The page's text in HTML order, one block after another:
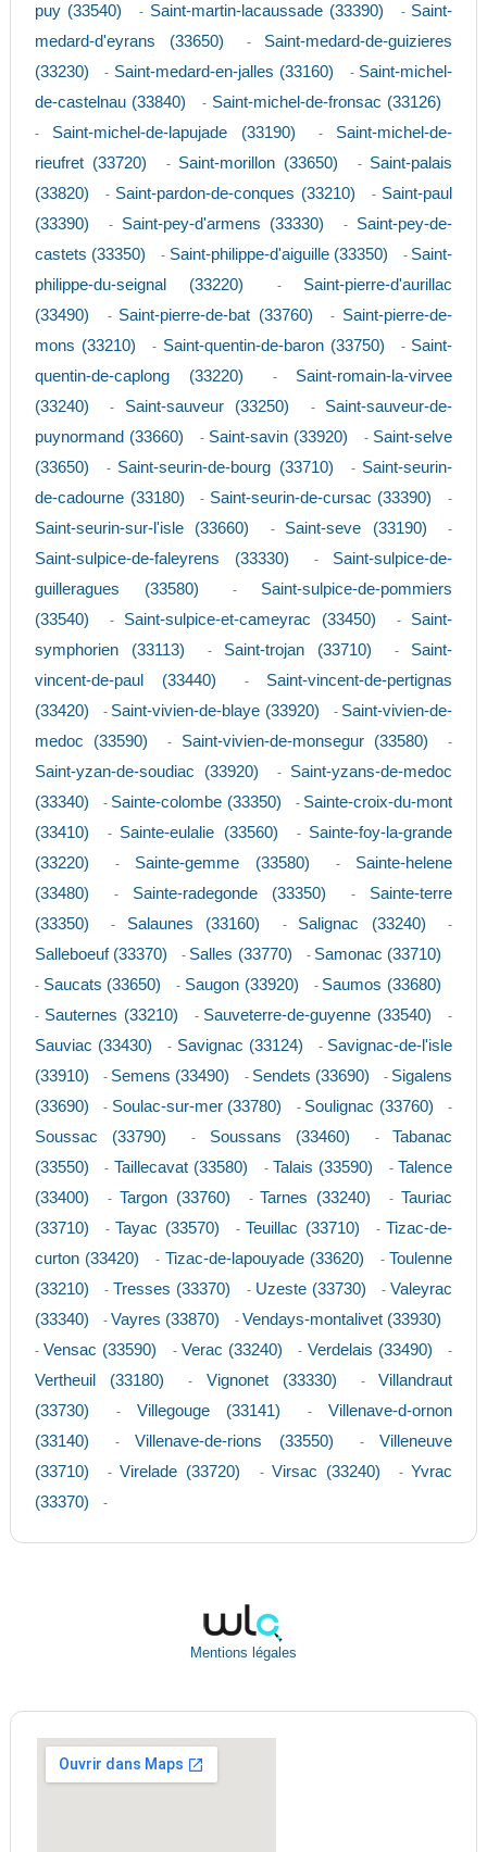
puy (33540)
- Saint-martin-lacaussade (33390) - Saint-
medard-d'eyrans (33650)
- Saint-medard-de-guizieres
(33230)
- Saint-medard-en-jalles (33160) - Saint-michel-
de-castelnau (33840)
- Saint-michel-de-fronsac (33126)
- Saint-michel-de-lapujade (33190) - Saint-michel-de-
rieufret (33720)
- Saint-morillon (33650) - Saint-palais
(33820)
- Saint-pardon-de-conques (33210) - Saint-paul
(33390)
- Saint-pey-d'armens (33330) - Saint-pey-de-
castets (33350)
- Saint-philippe-d'aiguille (33350) - Saint-
philippe-du-seignal (33220)
- Saint-pierre-d'aurillac
(33490)
- Saint-pierre-de-bat (33760) - Saint-pierre-de-
mons (33210)
- Saint-quentin-de-baron (33750) - Saint-
quentin-de-caplong (33220)
- Saint-romain-la-virvee
(33240)
- Saint-sauveur (33250) - Saint-sauveur-de-
puynormand (33660)
- Saint-savin (33920) - Saint-selve
(33650)
- Saint-seurin-de-bourg (33710) - Saint-seurin-
de-cadourne (33180)
- Saint-seurin-de-cursac (33390) -
Saint-seurin-sur-l'isle (33660) - Saint-seve (33190) -
Saint-sulpice-de-faleyrens (33330) - Saint-sulpice-de-
guilleragues (33580)
- Saint-sulpice-de-pommiers
(33540)
- Saint-sulpice-et-cameyrac (33450) - Saint-
symphorien (33113)
- Saint-trojan (33710) - Saint-
vincent-de-paul (33440)
- Saint-vincent-de-pertignas
(33420)
- Saint-vivien-de-blaye (33920) - Saint-vivien-de-
medoc (33590)
- Saint-vivien-de-monsegur (33580) -
Saint-yzan-de-soudiac (33920) - Saint-yzans-de-medoc
(33340)
- Sainte-colombe (33350) - Sainte-croix-du-mont
(33410)
- Sainte-eulalie (33560) - Sainte-foy-la-grande
(33220)
- Sainte-gemme (33580) - Sainte-helene
(33480)
- Sainte-radegonde (33350) - Sainte-terre
(33350)
- Salaunes (33160) - Salignac (33240) -
Salleboeuf (33370) - Salles (33770) - Samonac (33710)
- Saucats (33650) - Saugon (33920) - Saumos (33680)
- Sauternes (33210) - Sauveterre-de-guyenne (33540) -
Sauviac (33430) - Savignac (33124) - Savignac-de-l'isle
(33910)
- Semens (33490) - Sendets (33690) - Sigalens
(33690)
- Soulac-sur-mer (33780) - Soulignac (33760) -
Soussac (33790) - Soussans (33460) - Tabanac
(33550)
- Taillecavat (33580) - Talais (33590) - Talence
(33400)
- Targon (33760) - Tarnes (33240) - Tauriac
(33710)
- Tayac (33570) - Teuillac (33710) - Tizac-de-
curton (33420)
- Tizac-de-lapouyade (33620) - Toulenne
(33210)
- Tresses (33370) - Uzeste (33730) - Valeyrac
(33340)
- Vayres (33870) - Vendays-montalivet (33930)
- Vensac (33590) - Verac (33240) - Verdelais (33490) -
Vertheuil (33180) - Vignonet (33330) - Villandraut
(33730)
- Villegouge (33141) - Villenave-d-ornon
(33140)
- Villenave-de-rions (33550) - Villeneuve
(33710)
- Virelade (33720) - Virsac (33240) - Yvrac
(33370)
-
Mentions légales